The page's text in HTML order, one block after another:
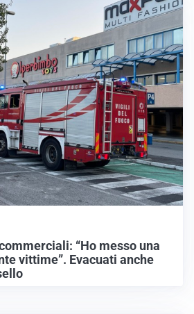
“Ho messo una
vittime”. Evacuati anche